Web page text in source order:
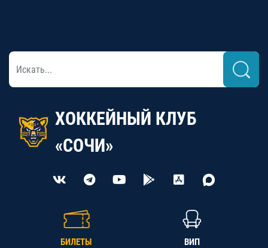
ХОККЕЙНЫЙ КЛУБ
«СОЧИ»
БИЛЕТЫ ВИП